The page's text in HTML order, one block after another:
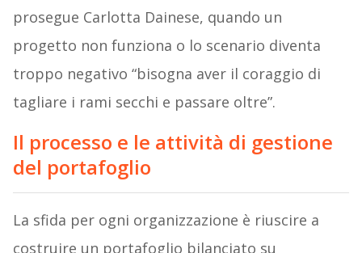
prosegue Carlotta Dainese, quando un
progetto non funziona o lo scenario diventa
troppo negativo “bisogna aver il coraggio di
tagliare i rami secchi e passare oltre”.
Il processo e le attività di gestione
del portafoglio
La sfida per ogni organizzazione è riuscire a
costruire un portafoglio bilanciato su